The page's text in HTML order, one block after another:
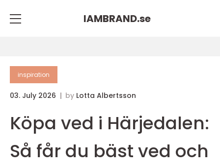
IAMBRAND.se
inspiration
03. July 2026 by Lotta Albertsson
Köpa ved i Härjedalen:
Så får du bäst ved och